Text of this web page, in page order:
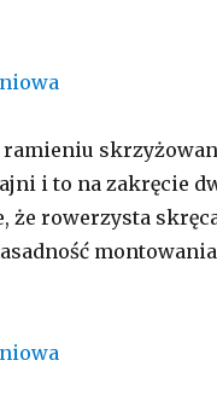
i to na zakręcie
że rowerzysta